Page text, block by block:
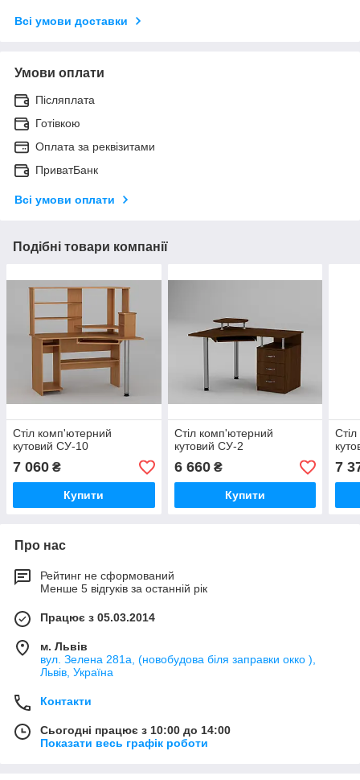
Всі умови доставки
Умови оплати
Післяплата
Готівкою
Оплата за реквізитами
ПриватБанк
Всі умови оплати
Подібні товари компанії
Стіл комп'ютерний
кутовий СУ-10
7 060 ₴
Купити
Стіл комп'ютерний
кутовий СУ-2
6 660₴
Купити
7
Про нас
Рейтинг не сформований
Менше 5 відгуків за останній рік
Працює з 05.03.2014
м. Львів
вул. Зелена 281а, (новобудова біля заправки окко ),
Львів, Україна
Контакти
Сьогодні працює з 10:00 до 14:00
Показати весь графік роботи